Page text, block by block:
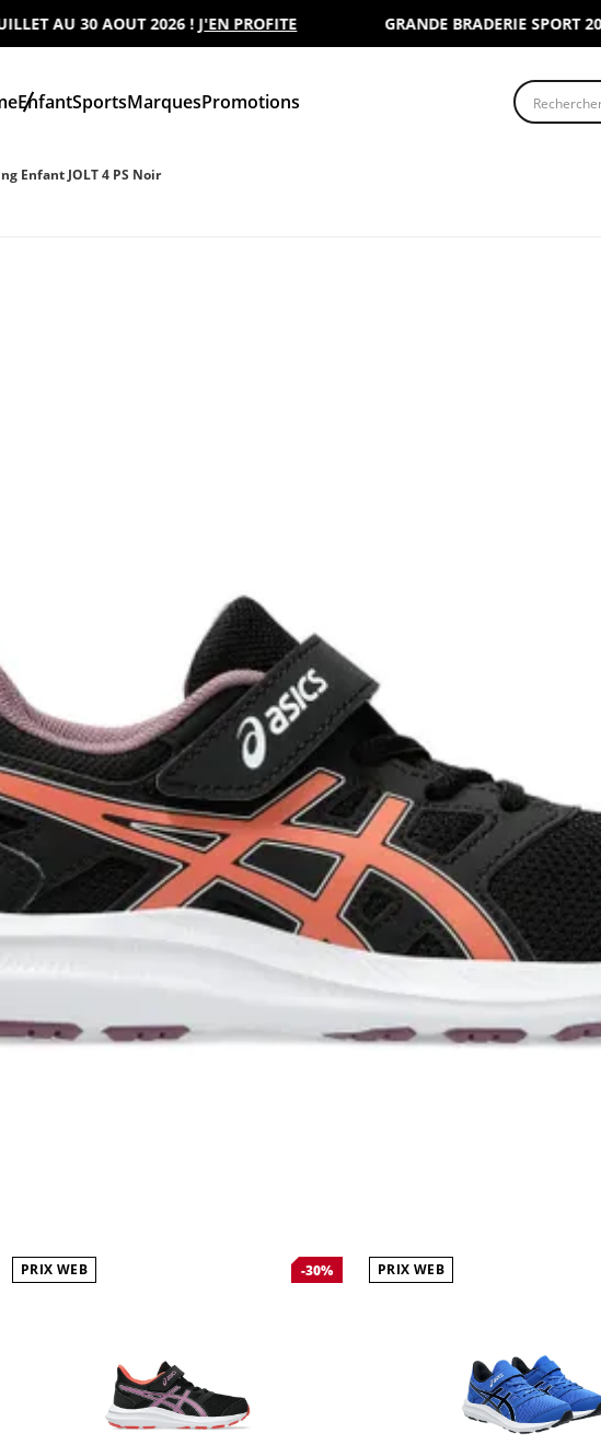
AU 30 AOUT 2026 !J'EN PROFITE GRANDE BRADERIE SPORT
EnfantSportsMarquesPromotions
Enfant JOLT 4 PS Noir
PRIX WEB -30% PRIX WEB